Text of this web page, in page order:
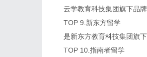
云学教育科技集团旗下品牌
TOP 9.新东方留学
是新东方教育科技集团旗下
TOP 10.指南者留学